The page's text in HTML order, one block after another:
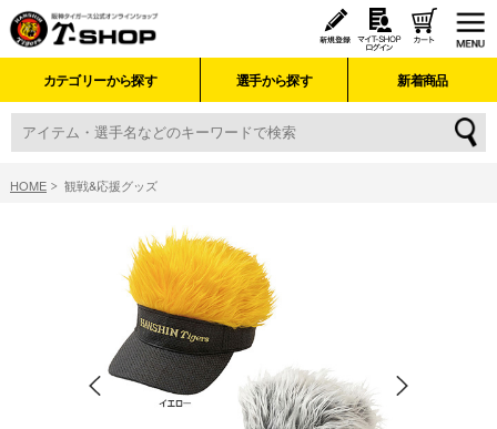
カテゴリーから探す 選手から探す 新着商品
HOME 観戦&応援グッズ